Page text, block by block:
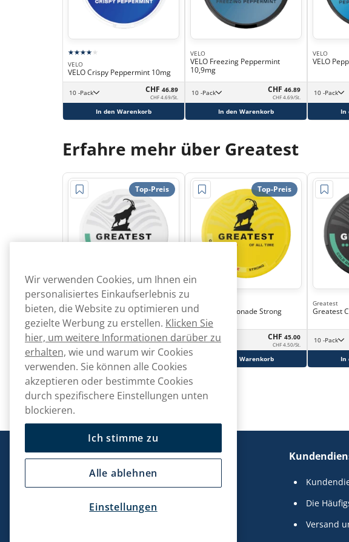
VELO
VELO Crispy Peppermint 10mg
10 -Pack CHF 46.89
CHF 4.69/St.
In den Warenkorb
VELO
VELO Freezing Peppermint
10,9mg
10 -Pack CHF 46.89
CHF 4.69/St.
In den Warenkorb
VELO
VELO
10 -Pack
In
Erfahre mehr über Greatest
Top-Preis
Greatest
Greatest Cold Dry Intense
11,6mg
10 -Pack CHF45.00
CHF 4.50/St.
In den Warenkorb
Top-Preis
Greatest
Greatest Lemonade Strong
10mg
10 -Pack CHF 45.00
CHF 4.50/St.
In den Warenkorb
Greatest
Greatest
10 -Pack
In
Snusmarkt
Die
Versand
Wir verwenden Cookies, um Ihnen ein
personalisiertes Einkaufserlebnis zu
bieten, die Website zu optimieren und
gezielte Werbung zu erstellen. Klicken Sie
hier, um weitere Informationen darüber zu
erhalten, wie und warum wir Cookies
verwenden. Sie können alle Cookies
akzeptieren oder bestimmte Cookies
durch spezifischere Einstellungen unten
blockieren.
Ich stimme zu
Alle ablehnen
Einstellungen